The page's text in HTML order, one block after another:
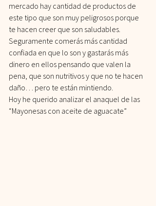
mercado hay cantidad de productos de
este tipo que son muy peligrosos porque
te hacen creer que son saludables.
Seguramente comerás más cantidad
confiada en que lo son y gastarás más
dinero en ellos pensando que valen la
pena, que son nutritivos y que no te hacen
daño… pero te están mintiendo.
Hoy he querido analizar el anaquel de las
“Mayonesas con aceite de aguacate”